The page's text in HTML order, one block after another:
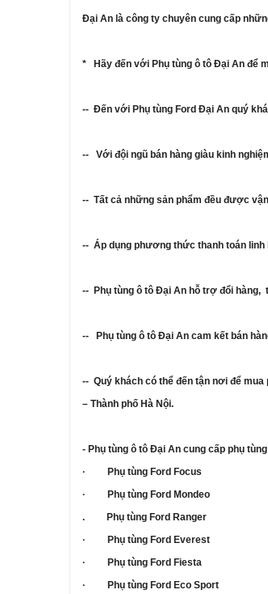
Đại An là công ty chuyên cung cấp
* Hãy đến với Phụ tùng ô tô Đại An để
-- Đến với Phụ tùng Ford Đại An quý
-- Với đội ngũ bán hàng giàu kinh
-- Tất cả những sản phẩm đều được
-- Áp dụng phương thức thanh toán
-- Phụ tùng ô tô Đại An hỗ trợ đổi hàng,
-- Phụ tùng ô tô Đại An cam kết bán
-- Quý khách có thể đến tận nơi để mua
– Thành phố Hà Nội.
- Phụ tùng ô tô Đại An cung cấp phụ
· Phụ tùng Ford Focus
· Phụ tùng Ford Mondeo
. Phụ tùng Ford Ranger
· Phụ tùng Ford Everest
· Phụ tùng Ford Fiesta
· Phụ tùng Ford Eco Sport